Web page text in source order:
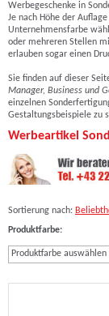
Werbegeschenke in
Je nach Höhe der
Unternehmensfarbe
oder mehreren Stellen
erlauben sogar einen
Sie finden auf dieser
Manager, Business und
einzelnen
Gestaltungsbeispiele zu
Werbeartikel
Sortierung nach:
Produktfarbe:
Produktfarbe auswählen